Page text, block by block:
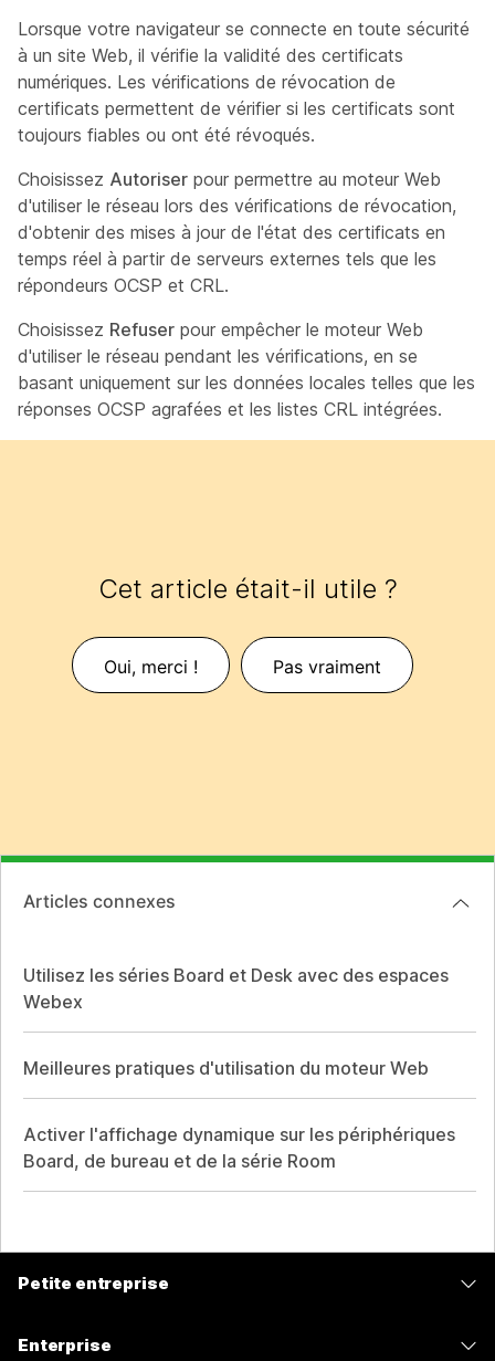
Lorsque votre navigateur se connecte en toute sécurité
à un site Web, il vérifie la validité des certificats
numériques. Les vérifications de révocation de
certificats permettent de vérifier si les certificats sont
toujours fiables ou ont été révoqués.
Choisissez Autoriser pour permettre au moteur Web
d'utiliser le réseau lors des vérifications de révocation,
d'obtenir des mises à jour de l'état des certificats en
temps réel à partir de serveurs externes tels que les
répondeurs OCSP et CRL.
Choisissez Refuser pour empêcher le moteur Web
d'utiliser le réseau pendant les vérifications, en se
basant uniquement sur les données locales telles que les
réponses OCSP agrafées et les listes CRL intégrées.
Cet article était-il utile ?
Oui, merci ! Pas vraiment
Articles connexes
Utilisez les séries Board et Desk avec des espaces
Webex
Meilleures pratiques d'utilisation du moteur Web
Activer l'affichage dynamique sur les périphériques
Board, de bureau et de la série Room
Petite entreprise
Enterprise